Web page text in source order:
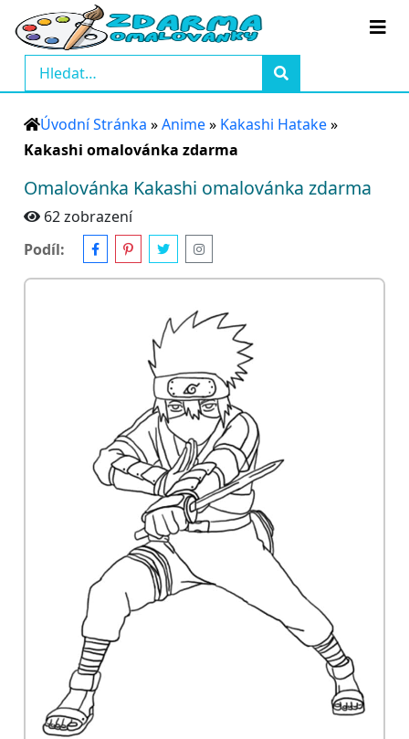
Úvodní Stránka »Anime» Kakashi Hatake»
Kakashi omalovánka zdarma
Omalovánka Kakashi omalovánka zdarma
62 zobrazení
Podíl: